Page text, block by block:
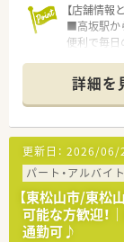
【店舗情報
■高坂駅か
便利で毎日
な科目の
■皮膚科や
の専門分野
【求人情報
■転勤なし
つの店舗で
■平日は
や趣味を
詳細を
更新日： 2026/06/
パート・アルバイト
【東松山市/東松
可能な方歓迎！
通勤可♪